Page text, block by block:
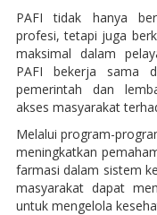
PAFI tidak hanya
profesi, tetapi juga
maksimal dalam
PAFI bekerja sama
pemerintah dan
akses masyarakat
Melalui program-
meningkatkan
farmasi dalam sistem
masyarakat dapat
untuk mengelola